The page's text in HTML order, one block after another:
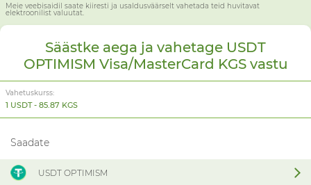
Meie veebisaidil saate kiiresti ja usaldusväärselt vahetada teid huvitavat
elektroonilist valuutat.
Säästke aega ja vahetage USDT
OPTIMISM Visa/MasterCard KGS vastu
Vahetuskurss:
1 USDT - 85.87 KGS
Saadate
USDT OPTIMISM